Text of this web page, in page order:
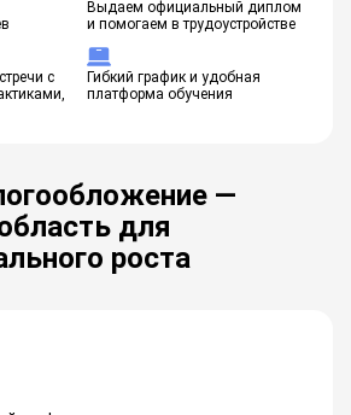
Выдаем официальный диплом
и помогаем в трудоустройстве
с
Гибкий график и удобная
платформа обучения
—
для
роста